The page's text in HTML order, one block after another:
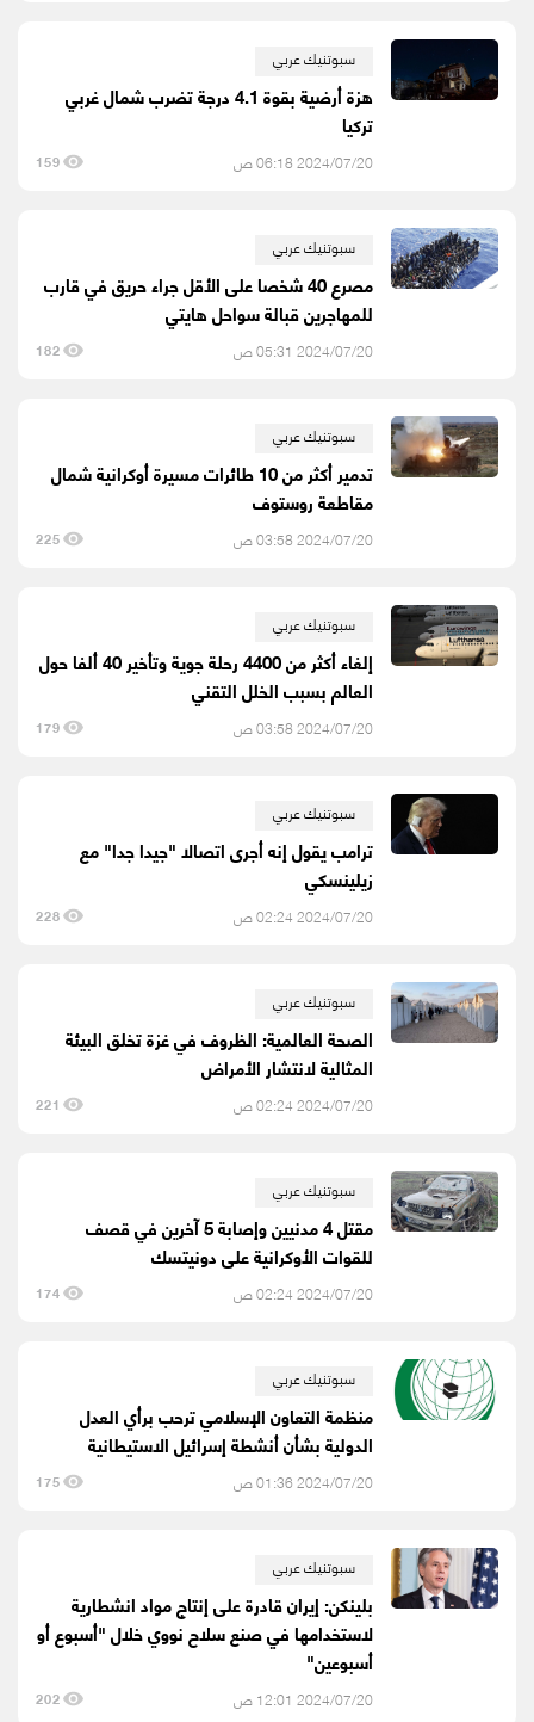
سبوتنيك عربي
هزة أرضية بقوة 4.1 درجة تضرب شمال غربي
تركيا
2024/07/20 06:18 ص 159
سبوتنيك عربي
مصرع 40 شخصا على الأقل جراء حريق في قارب
للمهاجرين قبالة سواحل هايتي
2024/07/20 05:31 ص 182
سبوتنيك عربي
تدمير أكثر من 10 طائرات مسيرة أوكرانية شمال
مقاطعة روستوف
2024/07/20 03:58 ص 225
سبوتنيك عربي
إلغاء أكثر من 4400 رحلة جوية وتأخير 40 ألفا حول
العالم بسبب الخلل التقني
2024/07/20 03:58 ص 179
سبوتنيك عربي
ترامب يقول إنه أجرى اتصالا "جيدا جدا" مع
زيلينسكي
2024/07/20 02:24 ص 228
سبوتنيك عربي
الصحة العالمية: الظروف في غزة تخلق البيئة
المثالية لانتشار الأمراض
2024/07/20 02:24 ص 221
سبوتنيك عربي
مقتل 4 مدنيين وإصابة 5 آخرين في قصف
للقوات الأوكرانية على دونيتسك
2024/07/20 02:24 ص 174
سبوتنيك عربي
منظمة التعاون الإسلامي ترحب برأي العدل
الدولية بشأن أنشطة إسرائيل الاستيطانية
2024/07/20 01:36 ص 175
سبوتنيك عربي
بلينكن: إيران قادرة على إنتاج مواد انشطارية
لاستخدامها في صنع سلاح نووي خلال "أسبوع أو
أسبوعين"
2024/07/20 12:01 ص 202